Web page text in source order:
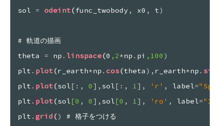
sol = odeint(func_twobody , x0 , t)
# 軌道の描画
theta = np . linspace(0 ,2*np . pi ,100 )
plt . plot(r_earth*np .cos(theta ) , r_earth*np . sin
plt . plot(sol[ : , 0] , sol[ : , 1] , 'r' , label=
plt . plot(sol[0 , 0] , sol[0 , 1] , 'ro' , label=
plt .grid()
# 格子をつける